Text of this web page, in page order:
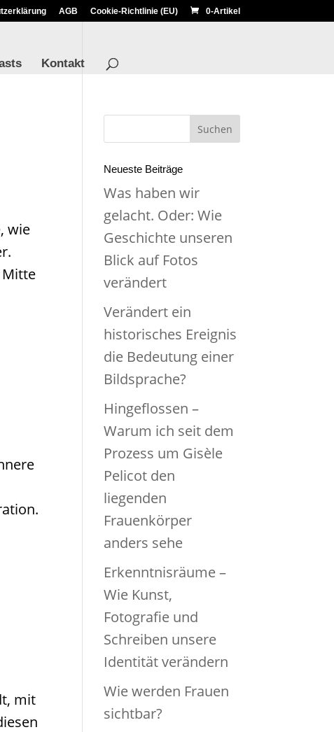
AGB Cookie-Richtlinie (EU) 0-Artikel
Kontakt
wie
Mitte
mit
Neueste Beiträge
Was haben wir
gelacht. Oder: Wie
Geschichte unseren
Blick auf Fotos
verändert
Verändert ein
historisches Ereignis
die Bedeutung einer
Bildsprache?
Hingeflossen –
Warum ich seit dem
Prozess um Gisèle
Pelicot den
liegenden
Frauenkörper
anders sehe
Erkenntnisräume –
Wie Kunst,
Fotografie und
Schreiben unsere
Identität verändern
Wie werden Frauen
sichtbar?